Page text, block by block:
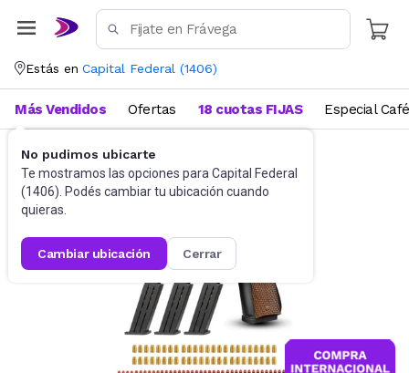
Estás en Capital Federal (1406)
No pudimos ubicarte
Te mostramos las opciones para Capital Federal
(1406). Podés cambiar tu ubicación cuando
quieras.
cambiar ubicación cerrar
Más Vendidos Ofertas 18 cuotas FIJAS Especial Café
Juegos de aire libre